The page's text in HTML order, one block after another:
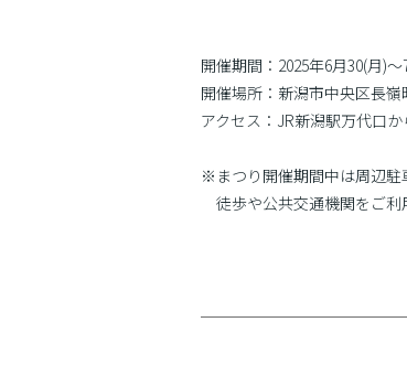
開催期間：2025年6月30(月)〜
開催場所：新潟市中央区長嶺
アクセス：JR新潟駅万代口
※まつり開催期間中は周辺駐
徒歩や公共交通機関をご利